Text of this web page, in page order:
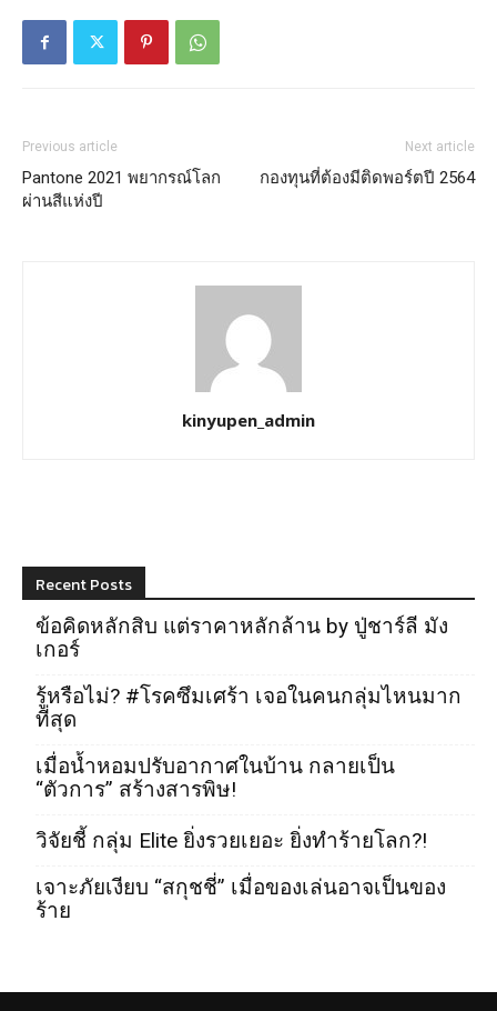
Previous article
Pantone 2021 พยากรณ์โลก
ผ่านสีแห่งปี
Next article
กองทุนที่ต้องมีติดพอร์ตปี 2564
kinyupen_admin
Recent Posts
ข้อคิดหลักสิบ แต่ราคาหลักล้าน by ปู่ชาร์ลี มัง
เกอร์
รู้หรือไม่? #โรคซึมเศร้า เจอในคนกลุ่มไหนมาก
ที่สุด
เมื่อน้ำหอมปรับอากาศในบ้าน กลายเป็น
“ตัวการ” สร้างสารพิษ!
วิจัยชี้ กลุ่ม Elite ยิ่งรวยเยอะ ยิ่งทำร้ายโลก?!
เจาะภัยเงียบ “สกุชชี่” เมื่อของเล่นอาจเป็นของ
ร้าย